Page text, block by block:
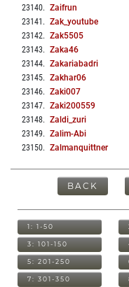
23140. Zaifrun
23141 . Zak_youtube
23142. Zak5505
23143. Zaka46
23144. Zakariabadri
23145. Zakhar06
23146. Zaki007
23147. Zaki200559
23148. Zaldi_zuri
23149. Zalim-Abi
23150. Zalmanquittner
BACK
1: 1-50
3: 101-150
5: 201-250
7: 301-350